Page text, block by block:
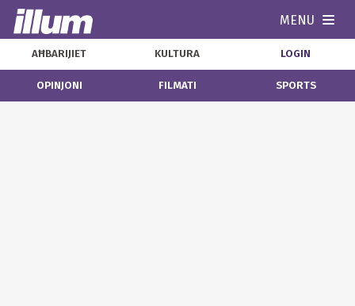
MENU
AĦBARIJIET KULTURA LOGIN
OPINJONI FILMATI SPORTS